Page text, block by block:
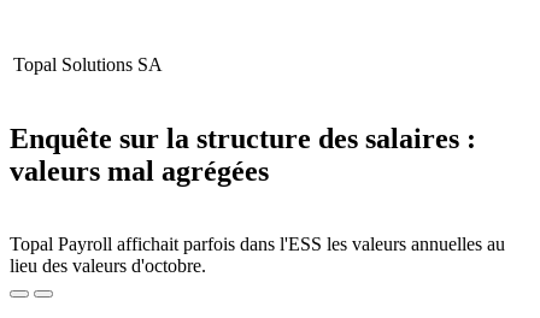
Topal Solutions SA
Enquête sur la structure des salaires :
valeurs mal agrégées
Topal Payroll affichait parfois dans l'ESS les valeurs annuelles au
lieu des valeurs d'octobre.